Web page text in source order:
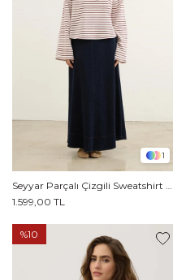
1
1.599,00 TL
%10